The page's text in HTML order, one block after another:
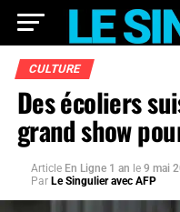
CULTURE
Des écoliers
grand show
Article En Ligne 1 an le 9 mai
Par Le Singulier avec AFP